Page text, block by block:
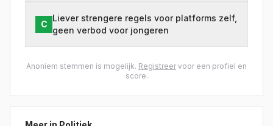
C
Liever strengere regels voor platforms zelf,
geen verbod voor jongeren
Anoniem stemmen is mogelijk. Registreer voor een profiel en
score.